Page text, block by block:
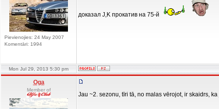
Pievienojies: 24 May 2007
Komentāri: 1994
доказал J,K прокатив на 75-й
Mon Jul 29, 2013 5:30 pm
Oga
Member of
Jau ~2. sezonu, tīri tā, no malas vērojot, ir skaidrs,